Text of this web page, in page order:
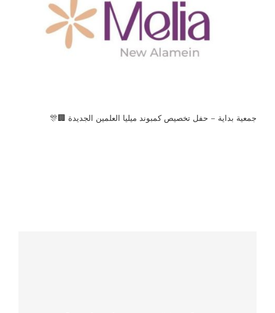
جمعية بداية – حفل تخصيص كمبوند ميليا العلمين الجديدة 🏢🎊